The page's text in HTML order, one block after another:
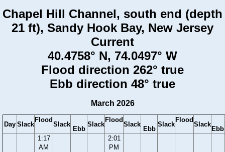
Chapel Hill Channel, south end (depth
21 ft), Sandy Hook Bay, New Jersey
Current
40.4758° N, 74.0497° W
Flood direction 262° true
Ebb direction 48° true
March 2026
Day Slack
Flood
Slack
Ebb
Slack
Flood
Slack
Ebb
Slack
Flood
Slack
Ebb
1:17
AM
2:01
PM